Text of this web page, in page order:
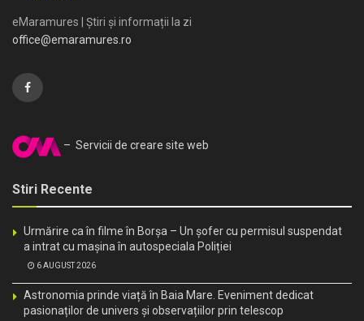
eMaramures | Știri și informații la zi
office@emaramures.ro
– Servicii de creare site web
Stiri Recente
Urmărire ca în filme în Borșa – Un șofer cu permisul suspendat
a intrat cu mașina în autospeciala Poliției
6 AUGUST 2026
Astronomia prinde viață în Baia Mare. Eveniment dedicat
pasionaților de univers și observațiilor prin telescop